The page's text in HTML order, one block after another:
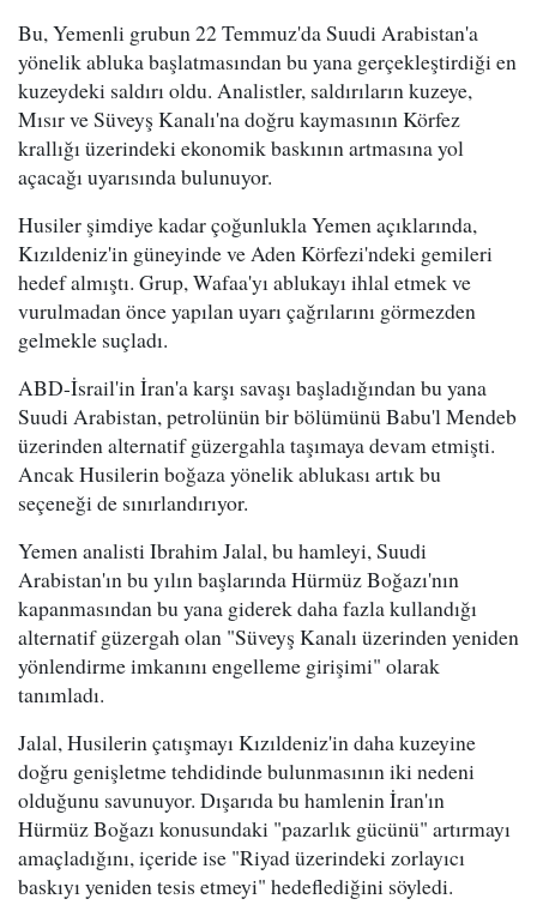
Bu, Yemenli grubun 22 Temmuz'da Suudi Arabistan'a
yönelik abluka başlatmasından bu yana gerçekleştirdiği en
kuzeydeki saldırı oldu. Analistler, saldırıların kuzeye,
Mısır ve Süveyş Kanalı'na doğru kaymasının Körfez
krallığı üzerindeki ekonomik baskının artmasına yol
açacağı uyarısında bulunuyor.
Husiler şimdiye kadar çoğunlukla Yemen açıklarında,
Kızıldeniz'in güneyinde ve Aden Körfezi'ndeki gemileri
hedef almıştı. Grup, Wafaa'yı ablukayı ihlal etmek ve
vurulmadan önce yapılan uyarı çağrılarını görmezden
gelmekle suçladı.
ABD-İsrail'in İran'a karşı savaşı başladığından bu yana
Suudi Arabistan, petrolünün bir bölümünü Babu'l Mendeb
üzerinden alternatif güzergahla taşımaya devam etmişti.
Ancak Husilerin boğaza yönelik ablukası artık bu
seçeneği de sınırlandırıyor.
Yemen analisti Ibrahim Jalal, bu hamleyi, Suudi
Arabistan'ın bu yılın başlarında Hürmüz Boğazı'nın
kapanmasından bu yana giderek daha fazla kullandığı
alternatif güzergah olan "Süveyş Kanalı üzerinden yeniden
yönlendirme imkanını engelleme girişimi" olarak
tanımladı.
Jalal, Husilerin çatışmayı Kızıldeniz'in daha kuzeyine
doğru genişletme tehdidinde bulunmasının iki nedeni
olduğunu savunuyor. Dışarıda bu hamlenin İran'ın
Hürmüz Boğazı konusundaki "pazarlık gücünü" artırmayı
amaçladığını, içeride ise "Riyad üzerindeki zorlayıcı
baskıyı yeniden tesis etmeyi" hedeflediğini söyledi.